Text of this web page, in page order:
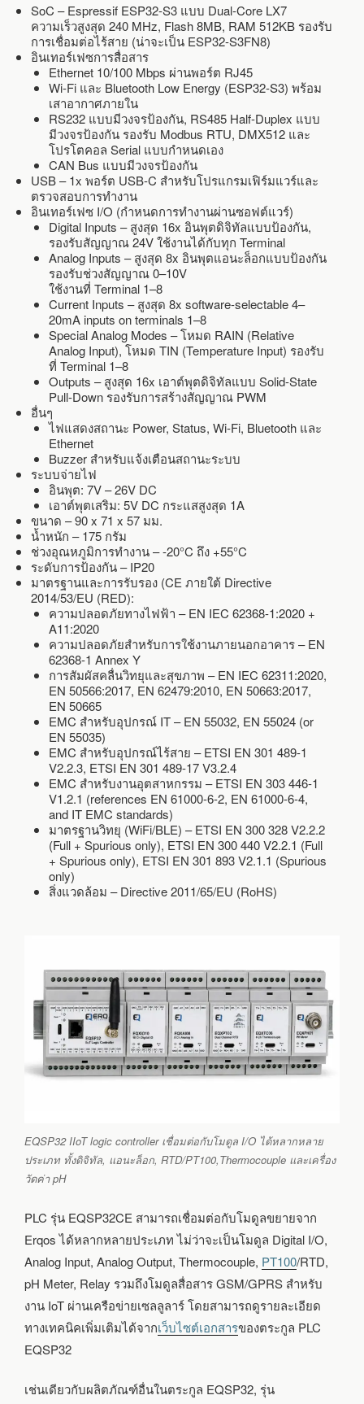
SoC – Espressif ESP32-S3 แบบ Dual-Core LX7
ความเร็วสูงสุด 240 MHz, Flash 8MB, RAM 512KB รองรับ
การเชื่อมต่อไร้สาย (น่าจะเป็น ESP32-S3FN8)
อินเทอร์เฟซการสื่อสาร
Ethernet 10/100 Mbps ผ่านพอร์ต RJ45
Wi-Fi และ Bluetooth Low Energy (ESP32-S3) พร้อม
เสาอากาศภายใน
RS232 แบบมีวงจรป้องกัน, RS485 Half-Duplex แบบ
มีวงจรป้องกัน รองรับ Modbus RTU, DMX512 และ
โปรโตคอล Serial แบบกำหนดเอง
CAN Bus แบบมีวงจรป้องกัน
USB – 1x พอร์ต USB-C สำหรับโปรแกรมเฟิร์มแวร์และ
ตรวจสอบการทำงาน
อินเทอร์เฟซ I/O (กำหนดการทำงานผ่านซอฟต์แวร์)
Digital Inputs – สูงสุด 16x อินพุตดิจิทัลแบบป้องกัน,
รองรับสัญญาณ 24V ใช้งานได้กับทุก Terminal
Analog Inputs – สูงสุด 8x อินพุตแอนะล็อกแบบป้องกัน
รองรับช่วงสัญญาณ 0–10V
ใช้งานที่ Terminal 1–8
Current Inputs – สูงสุด 8x software-selectable 4–
20mA inputs on terminals 1–8
Special Analog Modes – โหมด RAIN (Relative
Analog Input), โหมด TIN (Temperature Input) รองรับ
ที่ Terminal 1–8
Outputs – สูงสุด 16x เอาต์พุตดิจิทัลแบบ Solid-State
Pull-Down รองรับการสร้างสัญญาณ PWM
อื่นๆ
ไฟแสดงสถานะ Power, Status, Wi-Fi, Bluetooth และ
Ethernet
Buzzer สำหรับแจ้งเตือนสถานะระบบ
ระบบจ่ายไฟ
อินพุต: 7V – 26V DC
เอาต์พุตเสริม: 5V DC กระแสสูงสุด 1A
ขนาด – 90 x 71 x 57 มม.
น้ำหนัก – 175 กรัม
ช่วงอุณหภูมิการทำงาน – -20°C ถึง +55°C
ระดับการป้องกัน – IP20
มาตรฐานและการรับรอง (CE ภายใต้ Directive
2014/53/EU (RED):
ความปลอดภัยทางไฟฟ้า – EN IEC 62368-1:2020 +
A11:2020
ความปลอดภัยสำหรับการใช้งานภายนอกอาคาร – EN
62368-1 Annex Y
การสัมผัสคลื่นวิทยุและสุขภาพ – EN IEC 62311:2020,
EN 50566:2017, EN 62479:2010, EN 50663:2017,
EN 50665
EMC สำหรับอุปกรณ์ IT – EN 55032, EN 55024 (or
EN 55035)
EMC สำหรับอุปกรณ์ไร้สาย – ETSI EN 301 489-1
V2.2.3, ETSI EN 301 489-17 V3.2.4
EMC สำหรับงานอุตสาหกรรม – ETSI EN 303 446-1
V1.2.1 (references EN 61000-6-2, EN 61000-6-4,
and IT EMC standards)
มาตรฐานวิทยุ (WiFi/BLE) – ETSI EN 300 328 V2.2.2
(Full + Spurious only), ETSI EN 300 440 V2.2.1 (Full
+ Spurious only), ETSI EN 301 893 V2.1.1 (Spurious
only)
สิ่งแวดล้อม – Directive 2011/65/EU (RoHS)
EQSP32 IIoT logic controller เชื่อมต่อกับโมดูล I/O ได้หลากหลาย
ประเภท ทั้งดิจิทัล, แอนะล็อก, RTD/PT100,Thermocouple และเครื่อง
วัดค่า pH
PLC รุ่น EQSP32CE สามารถเชื่อมต่อกับโมดูลขยายจาก
Erqos ได้หลากหลายประเภท ไม่ว่าจะเป็นโมดูล Digital I/O,
Analog Input, Analog Output, Thermocouple, PT100/RTD,
pH Meter, Relay รวมถึงโมดูลสื่อสาร GSM/GPRS สำหรับ
งาน IoT ผ่านเครือข่ายเซลลูลาร์ โดยสามารถดูรายละเอียด
ทางเทคนิคเพิ่มเติมได้จากเว็บไซต์เอกสารของตระกูล PLC
EQSP32
เช่นเดียวกับผลิตภัณฑ์อื่นในตระกูล EQSP32, รุ่น